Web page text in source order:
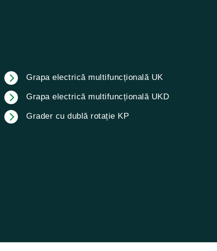
Grapa electrică multifuncțională UK
Grapa electrică multifuncțională UKD
Grader cu dublă rotație KP